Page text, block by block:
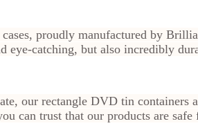
proudly manufactured by
eye-catching, but also incredibly
our rectangle DVD tin containers
can trust that our products are